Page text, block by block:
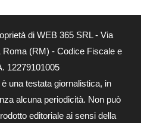
di WEB 365 SRL - Via
(RM) - Codice Fiscale e
12279101005
una testata giornalistica, in
alcuna periodicità. Non può
editoriale ai sensi della